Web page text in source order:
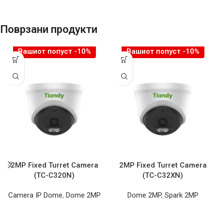
Поврзани продукти
Вашиот попуст -10%
2MP Fixed Turret Camera
(TC-C320N)
Camera IP Dome, Dome 2MP
Вашиот попуст -10%
2MP Fixed Turret Camera
(TC-C32XN)
Dome 2MP, Spark 2MP